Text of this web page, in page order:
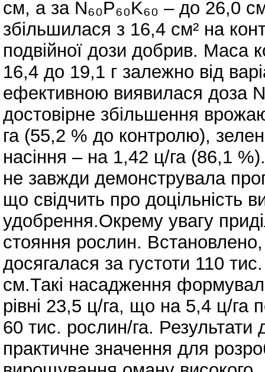
см, а за N₆₀P₆₀K₆₀ – до 26,0
збільшилася з 16,4 см² на
подвійної дози добрив. Маса
16,4 до 19,1 г залежно від
ефективною виявилася доза
достовірне збільшення
га (55,2 % до контролю),
насіння – на 1,42 ц/га (86,1
не завжди демонструвала
що свідчить про доцільність
удобрення.Окрему увагу
стояння рослин.
досягалася за густоти 110
см.Такі насадження
рівні 23,5 ц/га, що на 5,4 ц/га
60 тис. рослин/га.
практичне значення для